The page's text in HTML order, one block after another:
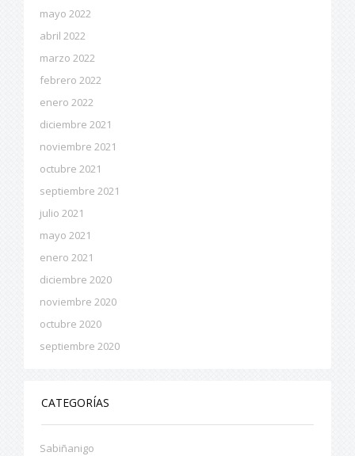
mayo 2022
abril 2022
marzo 2022
febrero 2022
enero 2022
diciembre 2021
noviembre 2021
octubre 2021
septiembre 2021
julio 2021
mayo 2021
enero 2021
diciembre 2020
noviembre 2020
octubre 2020
septiembre 2020
CATEGORÍAS
Sabiñanigo